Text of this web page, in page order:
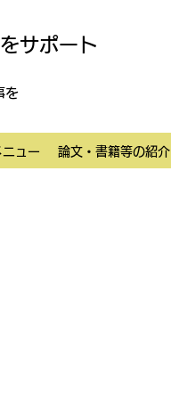
サポート
を
ュー 論文・書籍等の紹介